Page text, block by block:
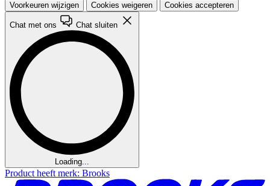
Voorkeuren wijzigen Cookies weigeren Cookies accepteren
Chat met ons Chat sluiten
Loading...
Product heeft merk: Brooks